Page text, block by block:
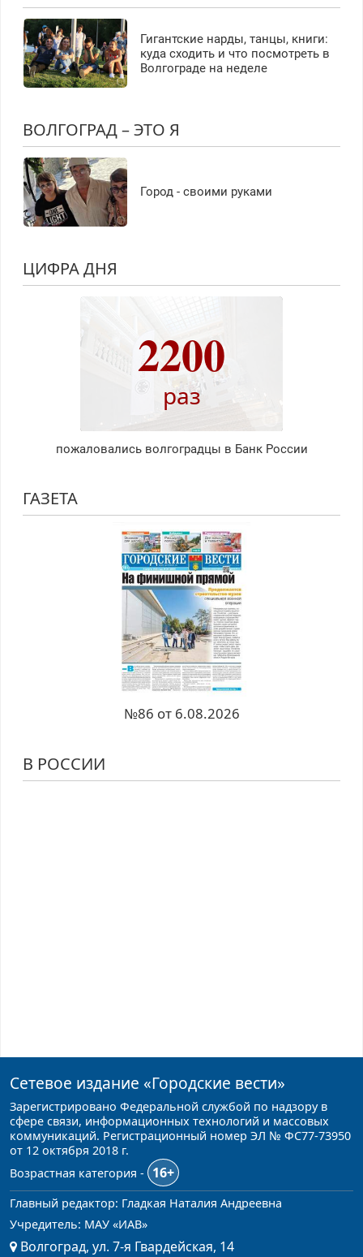
Гигантские нарды, танцы, книги:
куда сходить и что посмотреть в
Волгограде на неделе
ВОЛГОГРАД – ЭТО Я
Город - своими руками
ЦИФРА ДНЯ
2200
раз
пожаловались волгоградцы в Банк России
ГАЗЕТА
№86 от 6.08.2026
В РОССИИ
Сетевое издание «Городские вести»
Зарегистрировано Федеральной службой по надзору в
сфере связи, информационных технологий и массовых
коммуникаций. Регистрационный номер ЭЛ № ФС77-73950
от 12 октября 2018 г.
Возрастная категория -
16+
Главный редактор: Гладкая Наталия Андреевна
Учредитель: МАУ «ИАВ»
Волгоград, ул. 7-я Гвардейская, 14